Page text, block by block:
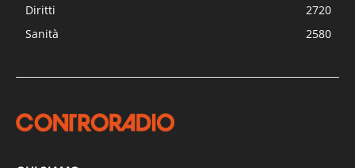
Diritti
2720
Sanità
2580